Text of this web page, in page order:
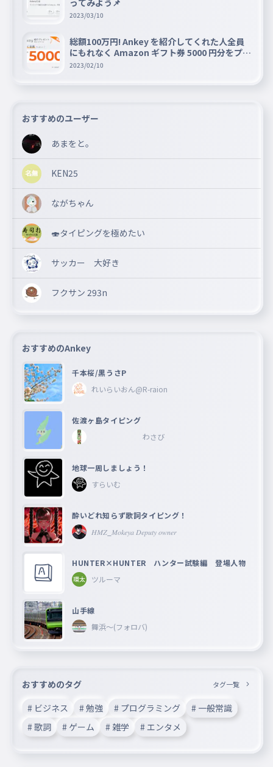
2023/03/10
総額100万円! Ankey を紹介してくれた人全員
にもれなく Amazon ギフト券 5000 円分をプレ
ゼントキャンペーン!!
2023/02/10
おすすめのユーザー
あまをと。
KEN25
ながちゃん
🍣タイピングを極めたい
サッカー 大好き
フクサン 293n
おすすめのAnkey
千本桜/黒うさP
れいらいおん@R-raion
佐渡ヶ島タイピング
わさび
地球一周しましょう！
すらいむ
酔いどれ知らず歌詞タイピング！
𝐻𝑀𝑍_𝑀𝑜𝑘𝑒𝑦𝑎 𝐷𝑒𝑝𝑢𝑡𝑦 𝑜𝑤𝑛𝑒𝑟
HUNTER×HUNTER ハンター試験編 登場人物
ツルーマ
山手線
舞浜〜(フォロバ)
おすすめのタグ タグ一覧
# ビジネス # 勉強 # プログラミング
# 一般常識
# 歌詞
# ゲーム # 雑学 # エンタメ